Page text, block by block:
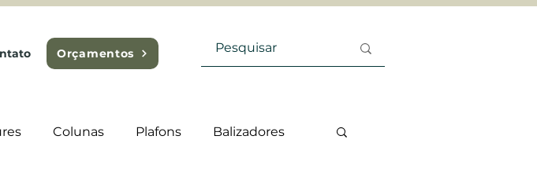
Orçamentos
Colunas Plafons Balizadores